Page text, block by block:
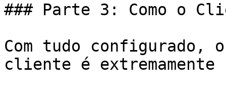
### Parte 3: Como o
Com tudo configurado,
cliente é extremamente